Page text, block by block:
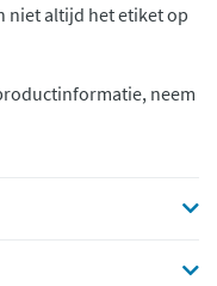
niet altijd het etiket op
neem